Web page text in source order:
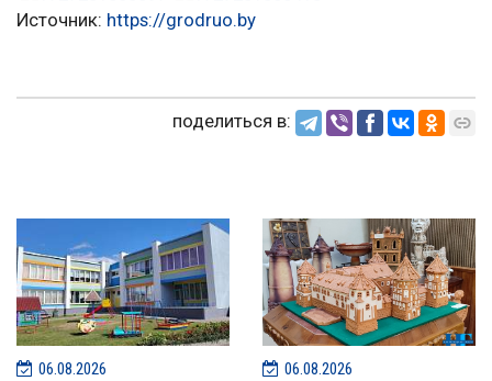
Источник: https://grodruo.by
поделиться в:
06.08.2026 06.08.2026